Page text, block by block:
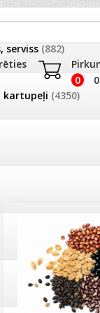
0
serviss (882)
kartupeļi (4350)
AKCIJAS
+ mulčieris +
AKCIJAS komplekts -
frontālais iekrāvējs
mulčieris + piekabe
AKCIJAS komplekts -
frēze + mulčieris